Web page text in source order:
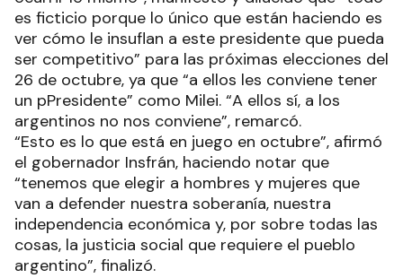
es ficticio porque lo único que están haciendo es
ver cómo le insuflan a este presidente que pueda
ser competitivo” para las próximas elecciones del
26 de octubre, ya que “a ellos les conviene tener
un pPresidente” como Milei. “A ellos sí, a los
argentinos no nos conviene”, remarcó.
“Esto es lo que está en juego en octubre”, afirmó
el gobernador Insfrán, haciendo notar que
“tenemos que elegir a hombres y mujeres que
van a defender nuestra soberanía, nuestra
independencia económica y, por sobre todas las
cosas, la justicia social que requiere el pueblo
argentino”, finalizó.